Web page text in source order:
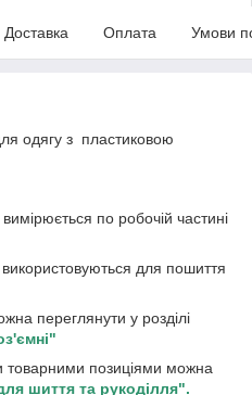
Доставка Оплата Умови
одягу з пластиковою
по робочій частині
для пошиття
переглянути у розділі
позиціями можна
шиття та рукоділля".